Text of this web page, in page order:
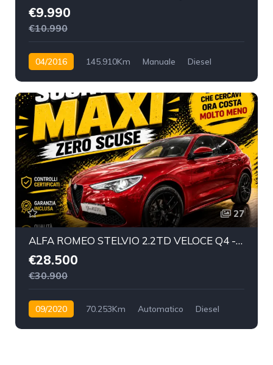
€9.990
€10.990
04/2016 145.910Km Manuale
Diesel
27
ALFA ROMEO STELVIO 2.2TD VELOCE Q4 - Settembre 2020
€28.500
€30.900
09/2020 70.253Km Automatico
Diesel